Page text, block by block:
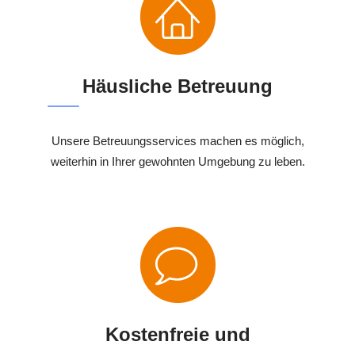
Häusliche Betreuung
Unsere Betreuungsservices machen es möglich,
weiterhin in Ihrer gewohnten Umgebung zu leben.
Kostenfreie und